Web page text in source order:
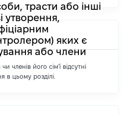
трасти або інші
утворення,
яких є
або члени
членів його сім'ї відсутні
в цьому розділі.